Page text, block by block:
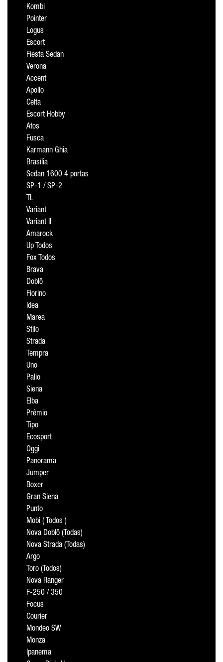
Kombi
Pointer
Logus
Escort
Fiesta Sedan
Verona
Accent
Apollo
Celta
Escort Hobby
Atos
Fusca
Karmann Ghia
Brasília
Sedan 1600 4 portas
SP-1 / SP-2
TL
Variant
Variant II
Amarock
Up Todos
Fox Todos
Brava
Doblô
Fiorino
Idea
Marea
Stilo
Strada
Tempra
Uno
Palio
Siena
Elba
Prêmio
Tipo
Ecosport
Oggi
Panorama
Jumper
Boxer
Gran Siena
Punto
Mobi ( Todos )
Nova Doblô (Todas)
Nova Strada (Todas)
Argo
Toro (Todos)
Nova Ranger
F-250 / 350
Focus
Courier
Mondeo SW
Monza
Ipanema